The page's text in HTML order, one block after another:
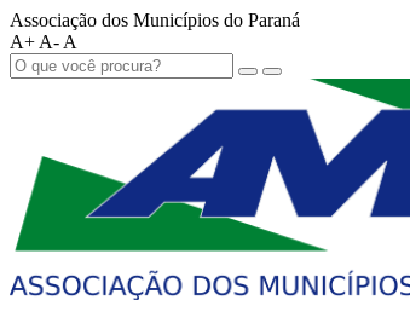
Associação dos Municípios do Paraná
A+ A- A